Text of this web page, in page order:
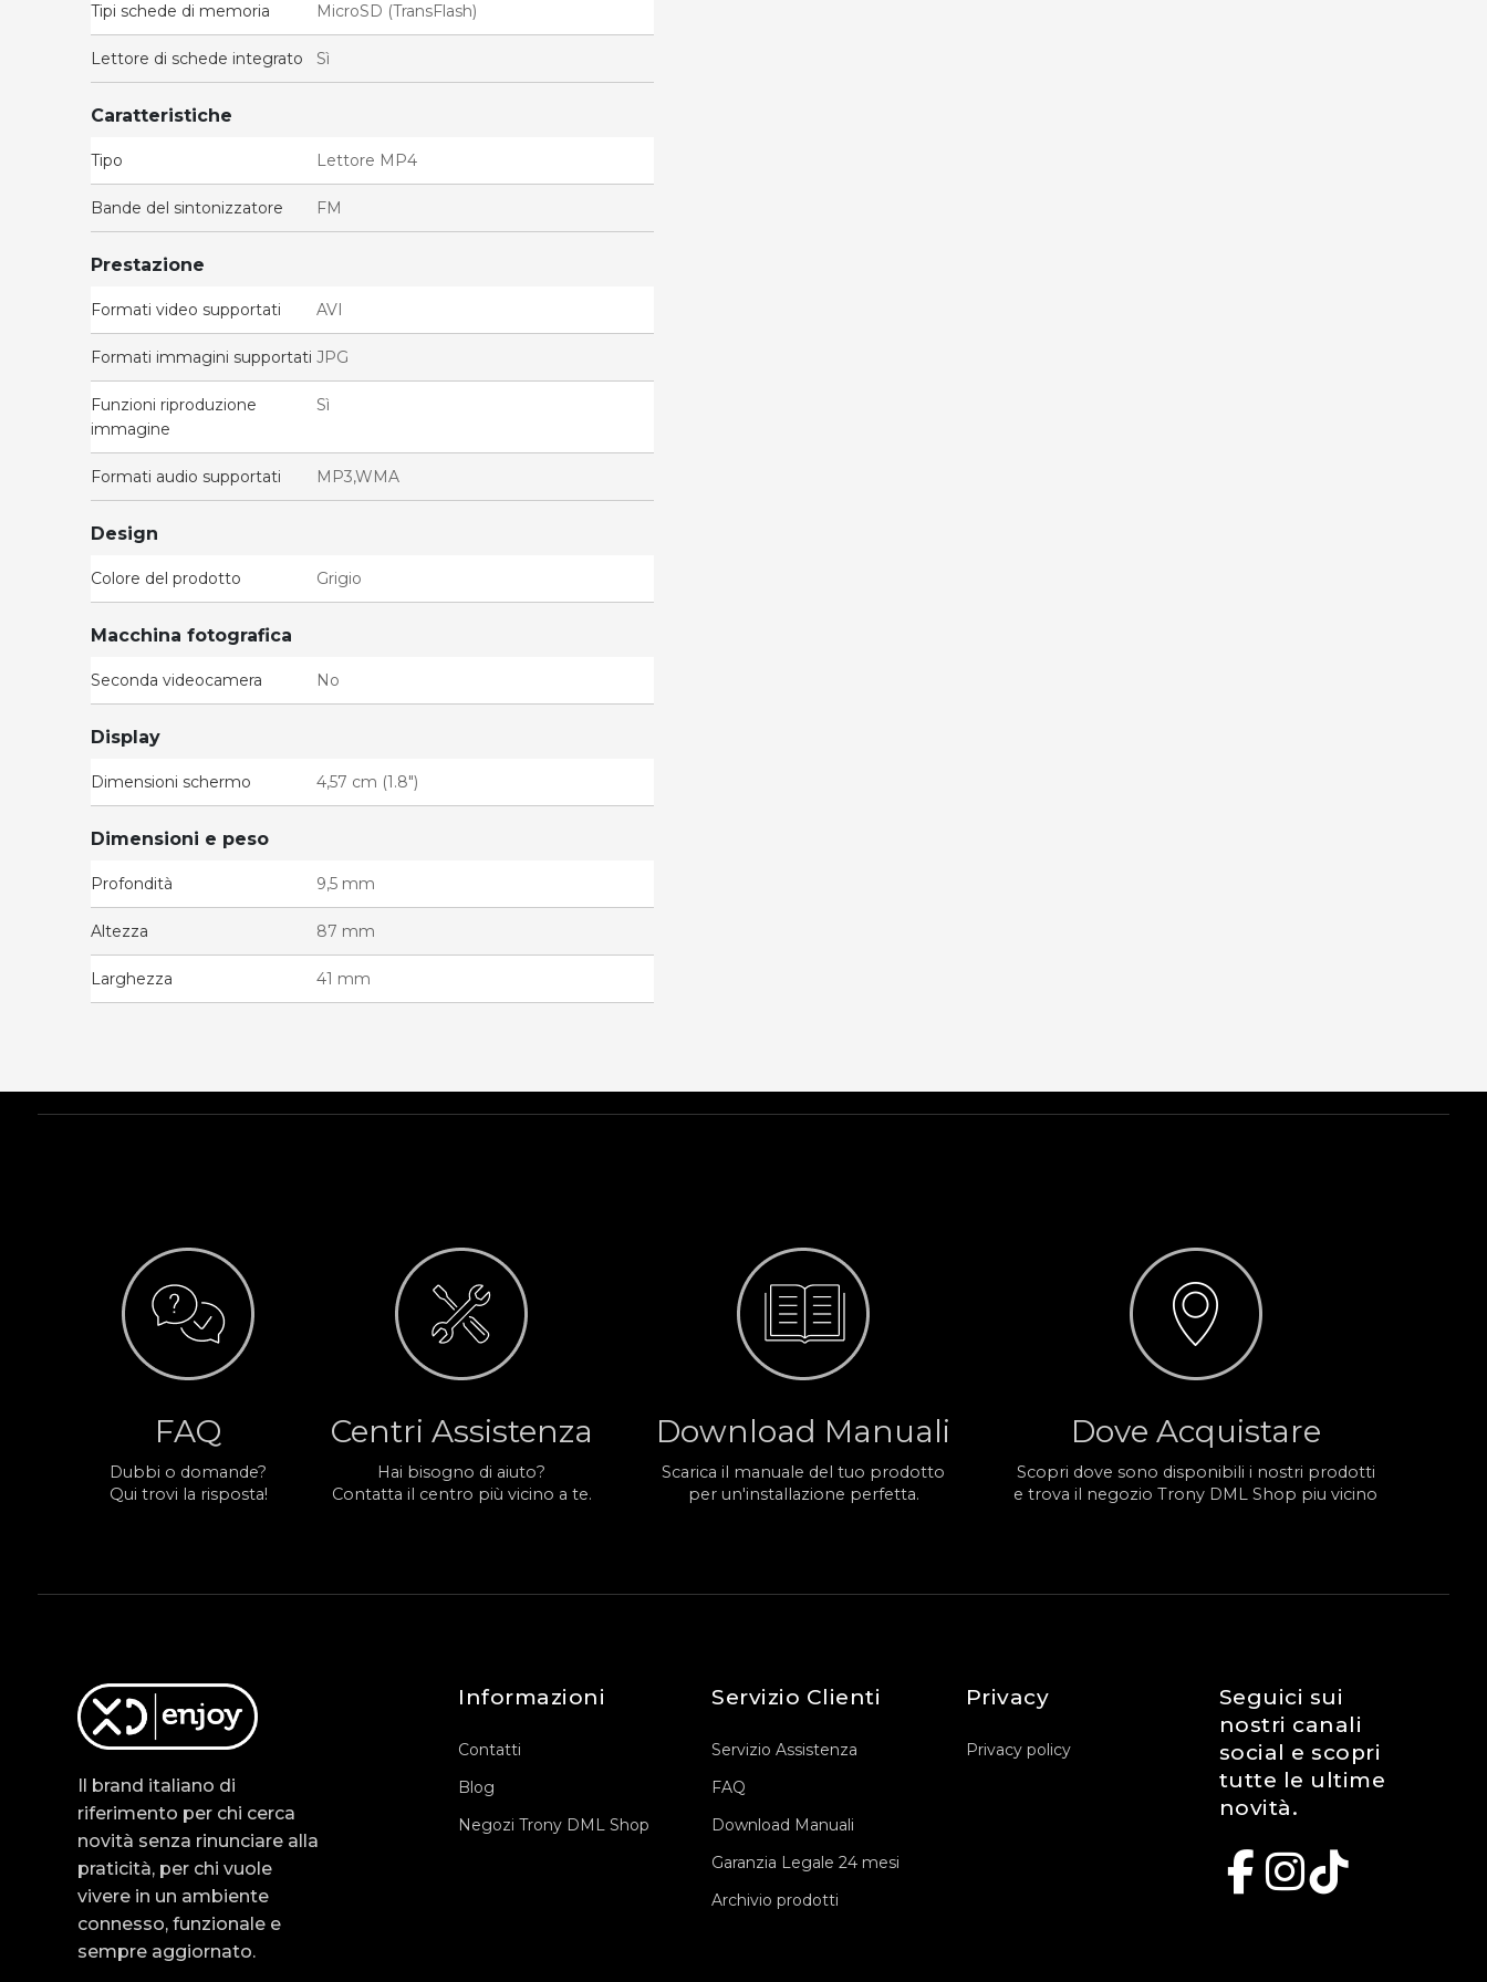
Tipi schede di memoria MicroSD (TransFlash)
Lettore di schede integrato Sì
Caratteristiche
Tipo Lettore MP4
Bande del sintonizzatore FM
Prestazione
Formati video supportati AVI
Formati immagini supportati JPG
Funzioni riproduzione
immagine
Sì
Formati audio supportati MP3,WMA
Design
Colore del prodotto Grigio
Macchina fotografica
Seconda videocamera No
Display
Dimensioni schermo 4,57 cm (1.8")
Dimensioni e peso
Profondità 9,5 mm
Altezza 87 mm
Larghezza 41 mm
FAQ
Dubbi o domande?
Qui trovi la risposta!
Centri Assistenza
Hai bisogno di aiuto?
Contatta il centro più vicino a te.
Download Manuali
Scarica il manuale del tuo prodotto
per un'installazione perfetta.
Dove Acquistare
Scopri dove sono disponibili i nostri prodotti
e trova il negozio Trony DML Shop piu vicino
Il brand italiano di
riferimento per chi cerca
novità senza rinunciare alla
praticità, per chi vuole
vivere in un ambiente
connesso, funzionale e
sempre aggiornato.
Informazioni
Contatti
Blog
Negozi Trony DML Shop
Servizio Clienti
Servizio Assistenza
FAQ
Download Manuali
Garanzia Legale 24 mesi
Archivio prodotti
Privacy
Privacy policy
Seguici sui
nostri canali
social e scopri
tutte le ultime
novità.